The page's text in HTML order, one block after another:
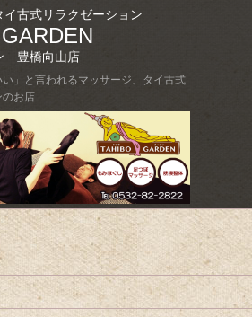
古式リラクゼーション
豊橋向山店
い」と言われるマッサージ、タイ古式
のお店